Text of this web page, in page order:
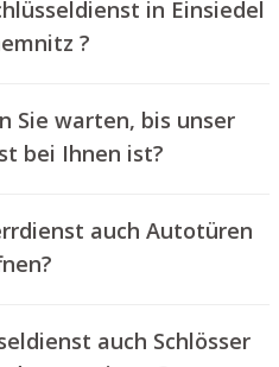
in Einsiedel
?
zum Beispiel der Art des
und eventuellen
unseren Auftraggebern
Aufsperrdienst bei Ihnen ist?
einer halben Stunde vor
von der Entfernung des
und den aktuellen
auch Schlösser